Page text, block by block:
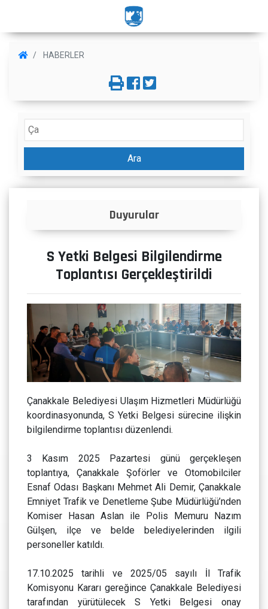
HABERLER
Ara
S Yetki Belgesi Bilgilendirme
Toplantısı Gerçekleştirildi
Çanakkale Belediyesi Ulaşım Hizmetleri Müdürlüğü
koordinasyonunda, S Yetki Belgesi sürecine ilişkin
bilgilendirme toplantısı düzenlendi.
3 Kasım 2025 Pazartesi günü gerçekleşen
toplantıya, Çanakkale Şoförler ve Otomobilciler
Esnaf Odası Başkanı Mehmet Ali Demir, Çanakkale
Emniyet Trafik ve Denetleme Şube Müdürlüğü’nden
Komiser Hasan Aslan ile Polis Memuru Nazım
Gülşen, ilçe ve belde belediyelerinden ilgili
personeller katıldı.
17.10.2025 tarihli ve 2025/05 sayılı İl Trafik
Komisyonu Kararı gereğince Çanakkale Belediyesi
tarafından yürütülecek S Yetki Belgesi onay